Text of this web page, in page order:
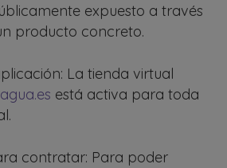
expuesto a través
producto concreto.
La tienda virtual
está activa para toda
contratar: Para poder